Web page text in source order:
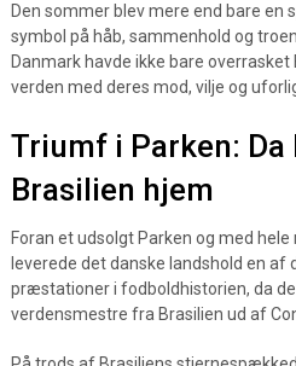
Den sommer blev mere end bare en
symbol på håb, sammenhold og
Danmark havde ikke bare
verden med deres mod, vilje og
Triumf i Parken: Da
Brasilien hjem
Foran et udsolgt Parken og med
leverede det danske landshold en
præstationer i fodboldhistorien, da
verdensmestre fra Brasilien ud af